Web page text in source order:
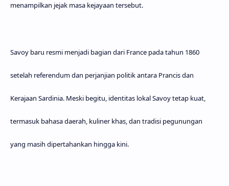
menampilkan jejak masa kejayaan tersebut.
Savoy baru resmi menjadi bagian dari France pada tahun 1860
setelah referendum dan perjanjian politik antara Prancis dan
Kerajaan Sardinia. Meski begitu, identitas lokal Savoy tetap kuat,
termasuk bahasa daerah, kuliner khas, dan tradisi pegunungan
yang masih dipertahankan hingga kini.